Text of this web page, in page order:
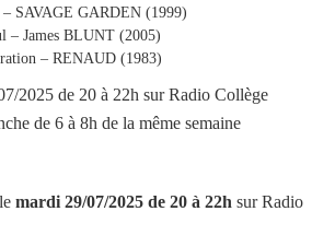
– SAVAGE GARDEN (1999)
– James BLUNT (2005)
– RENAUD (1983)
2025 de 20 à 22h sur Radio Collège
de 6 à 8h de la même semaine
mardi 29/07/2025 de 20 à 22h sur Radio